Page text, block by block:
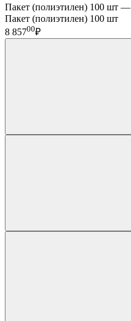
Пакет (полиэтилен) 100 шт —
Пакет (полиэтилен) 100 шт
8 85700₽